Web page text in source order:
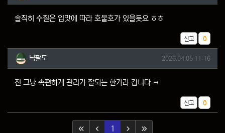
솔직히 수질은 입맛에 따라 호불호가 있을듯요 ㅎㅎ
신고 추천
0
닉팔도님의 댓글
닉팔도 작성일
2026.04.05 11:16
전 그냥 속편하게 관리가 잘되는 한가라 갑니다 ㅋ
신고 추천
0
1 (current)